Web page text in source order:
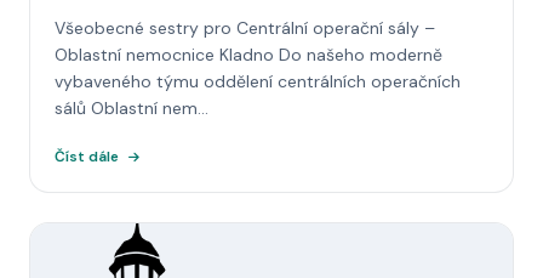
Všeobecné sestry pro Centrální operační sály –
Oblastní nemocnice Kladno Do našeho moderně
vybaveného týmu oddělení centrálních operačních
sálů Oblastní nem...
Číst dále